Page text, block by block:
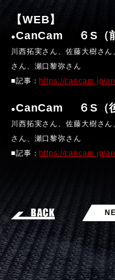
【WEB】
●CanCam ６S（
川西拓実さん、佐藤大樹さ
さん、瀬口黎弥さん
■記事： https://cancam.jp/
●CanCam ６S（
川西拓実さん、佐藤大樹さ
さん、瀬口黎弥さん
■記事： https://cancam.jp/